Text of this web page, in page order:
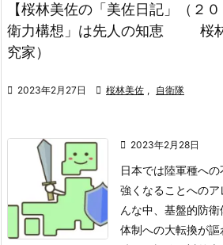
【桜林美佐の「美佐日記」（２
衛力構想」は先人の知恵 桜林
究家）
 2023年2月27日  桜林美佐 , 自衛隊
 2023年2月28日
日本では陸軍種へ
強くなることへの
んな中、基盤的防
体制への大転換が